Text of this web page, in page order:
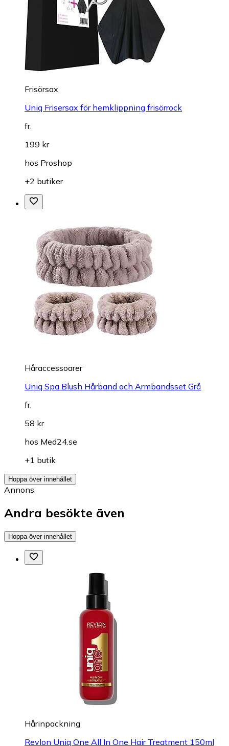
Frisörsax
Uniq Frisersax för hemklippning frisörrock
fr.
199 kr
hos Proshop
+2 butiker
Håraccessoarer
Uniq Spa Blush Hårband och Armbandsset Grå
fr.
58 kr
hos Med24.se
+1 butik
Hoppa över innehållet
Annons
Andra besökte även
Hoppa över innehållet
Hårinpackning
Revlon Uniq One All In One Hair Treatment 150ml